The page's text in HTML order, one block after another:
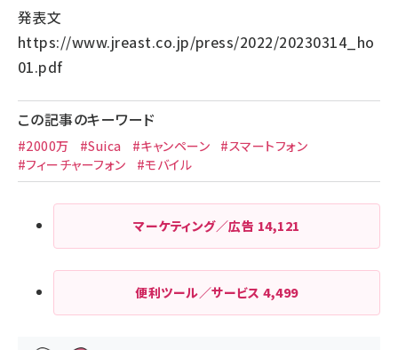
発表文
https://www.jreast.co.jp/press/2022/20230314_ho
01.pdf
この記事のキーワード
#2000万 #Suica #キャンペーン
#スマートフォン
#フィーチャーフォン
#モバイル
マーケティング／広告 14,121
便利ツール／サービス4,499